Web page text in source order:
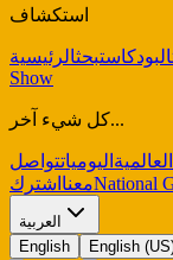
استكشاف
البودكاستبحثالرئيسية
Show
كل شيء آخر...
اليومياتتواصل
معنا اشترك National
العربية
English
English